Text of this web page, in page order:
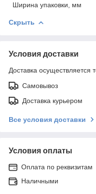
Ширина упаковки, мм
Скрыть
Условия доставки
Доставка осуществляется
Самовывоз
Доставка курьером
Все условия доставки
Условия оплаты
Оплата по реквизитам
Наличными